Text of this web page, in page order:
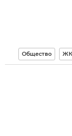
Общество